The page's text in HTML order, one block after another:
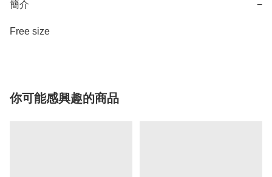
簡介 −
Free size
你可能感興趣的商品